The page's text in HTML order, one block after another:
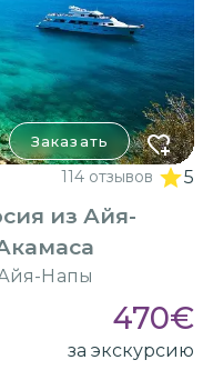
Заказать
114 отзывов 5
из Айя-
Айя-Напы
470€
за экскурсию